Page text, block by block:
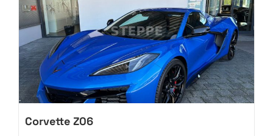
Corvette Z06